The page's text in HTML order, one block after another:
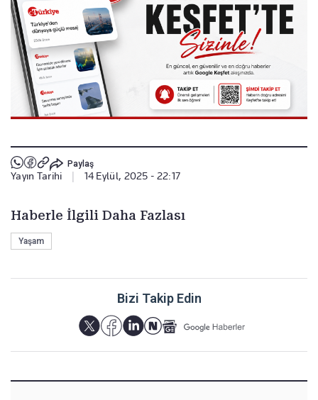
Paylaş
Yayın Tarihi 14 Eylül, 2025 - 22:17
Haberle İlgili Daha Fazlası
Yaşam
Bizi Takip Edin